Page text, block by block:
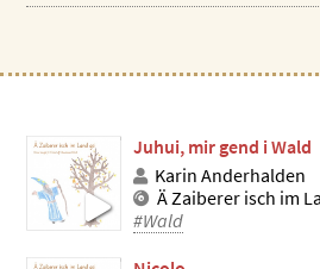
Juhui, mir gend i Wald
Karin Anderhalden
Ä Zaiberer isch im
#Wald